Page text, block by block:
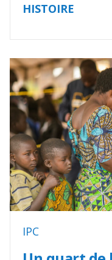
HISTOIRE
IPC